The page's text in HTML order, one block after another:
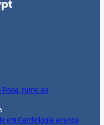
Rosa, rumo ao
em Cardiologia avança